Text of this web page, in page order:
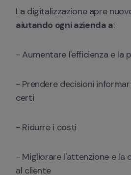
aiutando ogni azienda a:
- Aumentare l'efficienza e la
- Prendere decisioni
certi
- Ridurre i costi
- Migliorare l'attenzione e la
al cliente